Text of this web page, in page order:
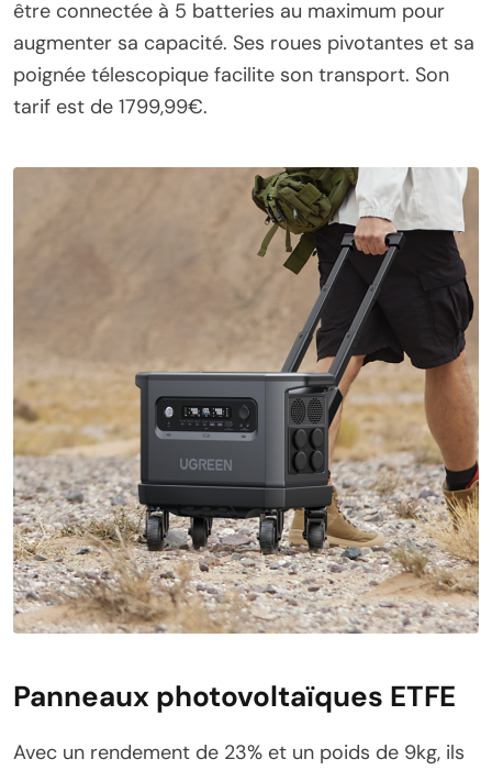
être connectée à 5 batteries au maximum pour
augmenter sa capacité. Ses roues pivotantes et sa
poignée télescopique facilite son transport. Son
tarif est de 1799,99€.
Panneaux photovoltaïques ETFE
Avec un rendement de 23% et un poids de 9kg, ils